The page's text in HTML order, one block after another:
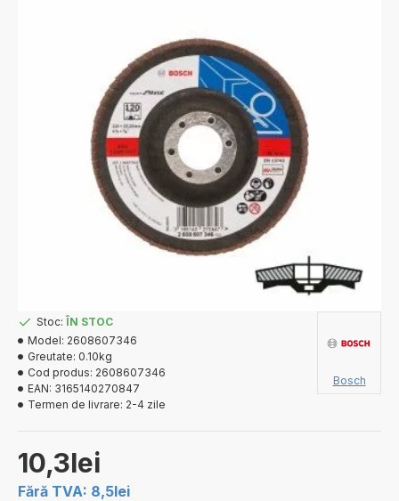
10,3lei
Fără TVA: 8,5lei
Stoc: ÎN STOC
Model: 2608607346
Greutate: 0.10kg
Cod produs: 2608607346
EAN: 3165140270847
Termen de livrare: 2-4 zile
Bosch